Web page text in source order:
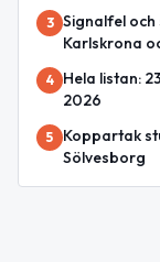
3 Signalfel
Karlskrona
4
Hela listan:
2026
5
Koppartak
Sölvesborg